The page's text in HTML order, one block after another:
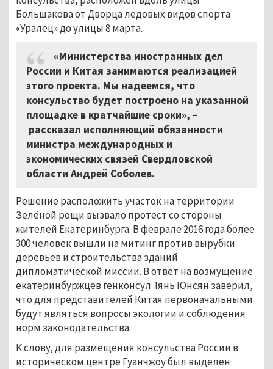
Большакова от Дворца ледовых видов спорта
«Уралец» до улицы 8 марта.
«Министерства иностранных дел
России и Китая занимаются реализацией
этого проекта. Мы надеемся, что
консульство будет построено на указанной
площадке в кратчайшие сроки», –
рассказал исполняющий обязанности
министра международных и
экономических связей Свердловской
области Андрей Соболев.
Решение расположить участок на территории
Зелёной рощи вызвало протест со стороны
жителей Екатеринбурга. В феврале 2016 года более
300 человек вышли на митинг против вырубки
деревьев и строительства зданий
дипломатической миссии. В ответ на возмущение
екатеринбуржцев генконсул Тянь Юнсян заверил,
что для представителей Китая первоначальными
будут являться вопросы экологии и соблюдения
норм законодательства.
К слову, для размещения консульства России в
историческом центре Гуанчжоу был выделен